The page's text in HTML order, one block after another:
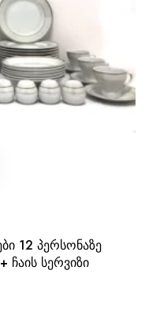
12 პერსონაზე
ჩაის სერვიზი